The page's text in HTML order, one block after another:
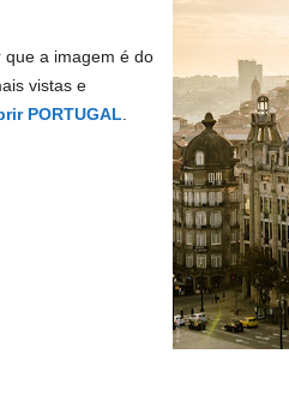
a imagem é do
vistas e
PORTUGAL